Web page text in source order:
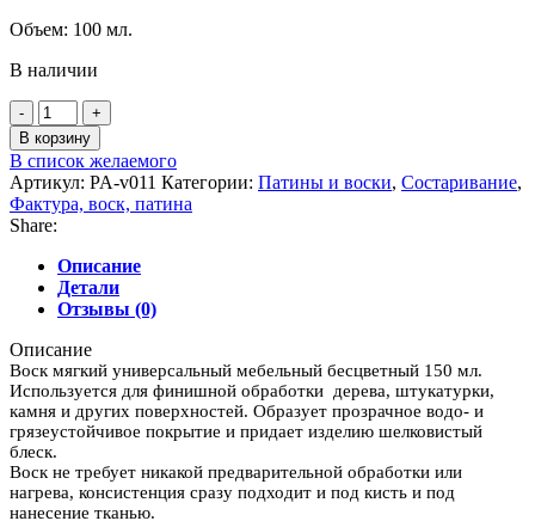
Объем: 100 мл.
В наличии
Количество
товара
Воск
мебельный
бесцветный
150
мл
В корзину
В список желаемого
Артикул: PA-v011 Категории: Патины и воски, Состаривание,
Фактура, воск, патина
Share:
Описание
Детали
Отзывы (0)
Описание
Воск мягкий универсальный мебельный бесцветный 150 мл.
Используется для финишной обработки дерева, штукатурки,
камня и других поверхностей. Образует прозрачное водо- и
грязеустойчивое покрытие и придает изделию шелковистый
блеск.
Воск не требует никакой предварительной обработки или
нагрева, консистенция сразу подходит и под кисть и под
нанесение тканью.